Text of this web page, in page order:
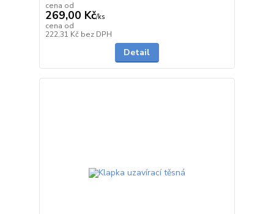
cena od
269,00 Kč/ks
cena od
222,31 Kč bez DPH
Detail